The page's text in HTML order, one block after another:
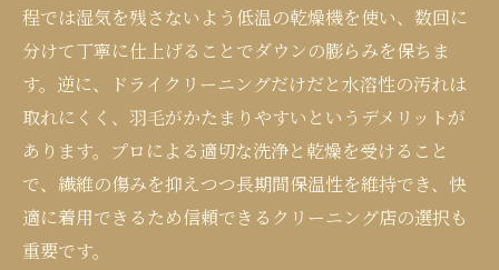
程では湿気を残さないよう低温の乾燥機を使い、数回に
分けて丁寧に仕上げることでダウンの膨らみを保ちま
す。逆に、ドライクリーニングだけだと水溶性の汚れは
取れにくく、羽毛がかたまりやすいというデメリットが
あります。プロによる適切な洗浄と乾燥を受けること
で、繊維の傷みを抑えつつ長期間保温性を維持でき、快
適に着用できるため信頼できるクリーニング店の選択も
重要です。